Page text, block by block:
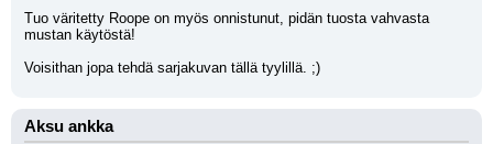
Tuo väritetty Roope on myös onnistunut, pidän tuosta vahvasta
mustan käytöstä!
Voisithan jopa tehdä sarjakuvan tällä tyylillä. ;)
Aksu ankka